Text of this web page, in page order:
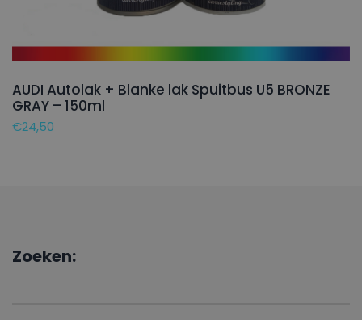
AUDI Autolak + Blanke lak Spuitbus U5 BRONZE
GRAY – 150ml
€24,50
Zoeken: